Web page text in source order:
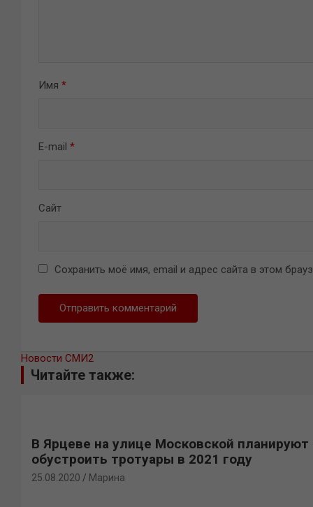
Имя *
E-mail *
Сайт
Сохранить моё имя, email и адрес сайта в этом
Новости СМИ2
Читайте также:
В Ярцеве на улице Московской планируют
обустроить тротуары в 2021 году
25.08.2020 Марина